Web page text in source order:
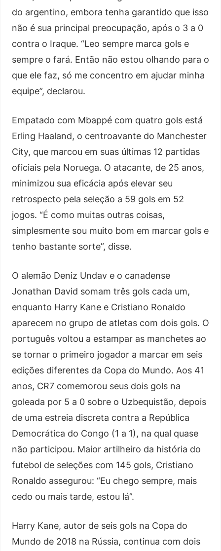
do argentino, embora tenha garantido que isso
não é sua principal preocupação, após o 3 a 0
contra o Iraque. “Leo sempre marca gols e
sempre o fará. Então não estou olhando para o
que ele faz, só me concentro em ajudar minha
equipe”, declarou.
Empatado com Mbappé com quatro gols está
Erling Haaland, o centroavante do Manchester
City, que marcou em suas últimas 12 partidas
oficiais pela Noruega. O atacante, de 25 anos,
minimizou sua eficácia após elevar seu
retrospecto pela seleção a 59 gols em 52
jogos. “É como muitas outras coisas,
simplesmente sou muito bom em marcar gols e
tenho bastante sorte”, disse.
O alemão Deniz Undav e o canadense
Jonathan David somam três gols cada um,
enquanto Harry Kane e Cristiano Ronaldo
aparecem no grupo de atletas com dois gols. O
português voltou a estampar as manchetes ao
se tornar o primeiro jogador a marcar em seis
edições diferentes da Copa do Mundo. Aos 41
anos, CR7 comemorou seus dois gols na
goleada por 5 a 0 sobre o Uzbequistão, depois
de uma estreia discreta contra a República
Democrática do Congo (1 a 1), na qual quase
não participou. Maior artilheiro da história do
futebol de seleções com 145 gols, Cristiano
Ronaldo assegurou: “Eu chego sempre, mais
cedo ou mais tarde, estou lá”.
Harry Kane, autor de seis gols na Copa do
Mundo de 2018 na Rússia, continua com dois